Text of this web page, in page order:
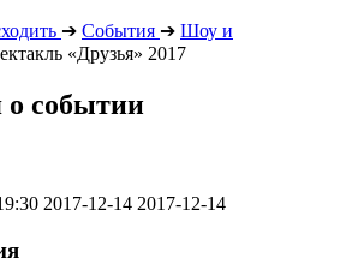
➔ События ➔ Шоу и
«Друзья» 2017
событии
2017-12-14 2017-12-14